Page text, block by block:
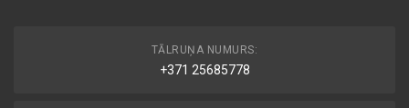
TĀLRUŅA NUMURS:
+371 25685778